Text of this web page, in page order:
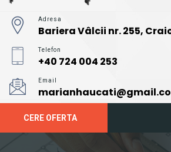
Adresa
Bariera Vâlcii nr. 255,
Telefon
+40 724 004 253
Email
CERE OFERTA